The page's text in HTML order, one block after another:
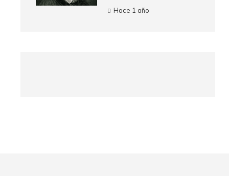
Hace 1 año